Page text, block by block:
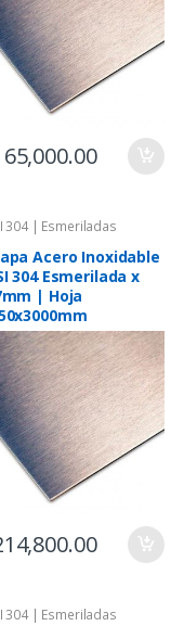
304 | Esmeriladas
Acero Inoxidable
304 Esmerilada x
| Hoja
304 | Esmeriladas